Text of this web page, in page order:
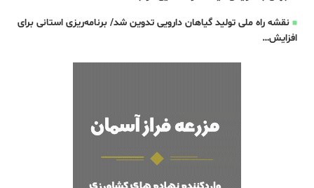
نقشه راه ملی تولید گیاهان دارویی تدوین شد/ برنامه‌ریزی استانی برای
افزایش…